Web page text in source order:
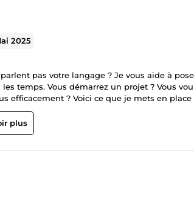
2025
pas votre langage ? Je vous aide à
temps. Vous démarrez un projet ? Vous
efficacement ? Voici ce que je mets en place
d’hébergement robuste. ✅ Un CRM ou Odoo
gagner du temps et éviter les erreurs. ✅
vos résultats. Tout est centralisé. Pas de
plus